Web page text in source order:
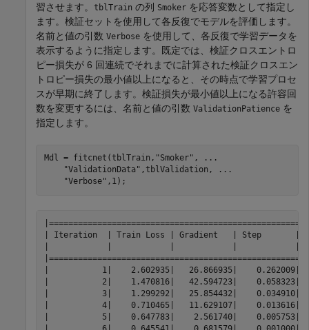
習させます。 tblTrain の列 Smoker を応答変数として指定し
ます。検証セットを使用して各反復でモデルを評価します。
名前と値の引数 Verbose を使用して、各反復で学習データを
表示するように指定します。既定では、検証クロスエントロ
ピー損失が 6 回連続でそれまでに計算された検証クロスエン
トロピー損失の最小値以上になると、その時点で学習プロセ
スが早期に終了します。検証損失が最小値以上になる許容回
数を変更するには、名前と値の引数 ValidationPatience を
指定します。
Mdl = fitcnet(tblTrain, "Smoker" ,
...
"ValidationData" ,tblValidation,
...
"Verbose" ,1);
| Iteration  | Train Loss | Gradient   | Step       |
|           1|    2.602935|   26.866935|
|           2|    1.470816|   42.594723|
|           3|    1.299292|   25.854432|
|           4|    0.710465|   11.629107|
|           5|    0.647783|    2.561740|